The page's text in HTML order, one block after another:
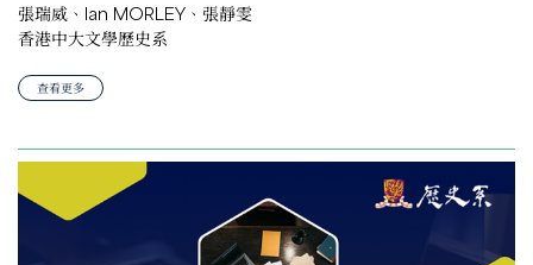
張瑞威、Ian MORLEY、張靜雯
香港中大文學歷史系
查看更多